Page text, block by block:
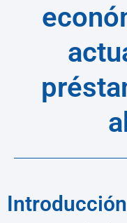
Introducción